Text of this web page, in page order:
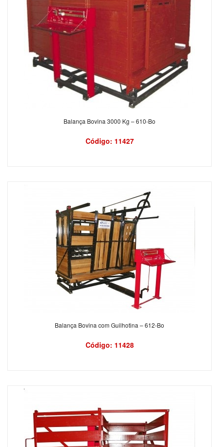
Balança Bovina 3000 Kg – 610-Bo
Código: 11427
Balança Bovina com Guilhotina – 612-Bo
Código: 11428